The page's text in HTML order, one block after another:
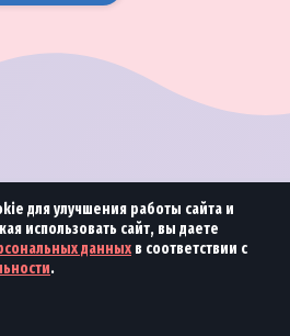
для улучшения работы сайта и
использовать сайт, вы даете
данных в соответствии с
.